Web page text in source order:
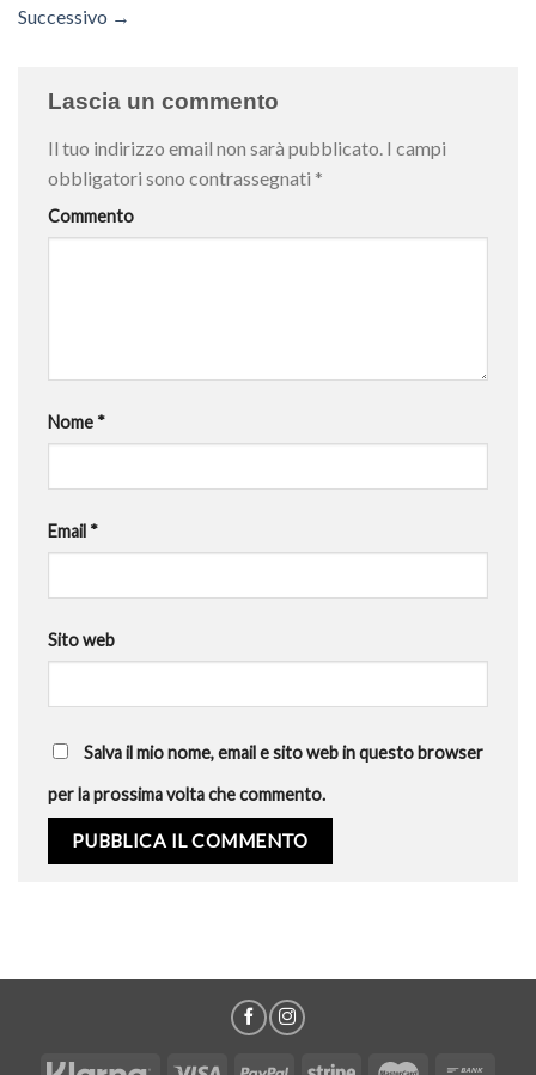
Successivo →
Lascia un commento
Il tuo indirizzo email non sarà pubblicato. I campi
obbligatori sono contrassegnati *
Commento
Nome *
Email *
Sito web
Salva il mio nome, email e sito web in questo browser
per la prossima volta che commento.